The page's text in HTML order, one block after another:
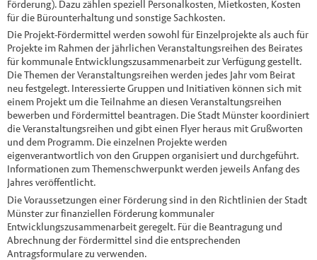
Förderung). Dazu zählen speziell Personalkosten, Mietkosten, Kosten
für die Bürounterhaltung und sonstige Sachkosten.
Die Projekt-Fördermittel werden sowohl für Einzelprojekte als auch für
Projekte im Rahmen der jährlichen Veranstaltungsreihen des Beirates
für kommunale Entwicklungszusammenarbeit zur Verfügung gestellt.
Die Themen der Veranstaltungsreihen werden jedes Jahr vom Beirat
neu festgelegt. Interessierte Gruppen und Initiativen können sich mit
einem Projekt um die Teilnahme an diesen Veranstaltungsreihen
bewerben und Fördermittel beantragen. Die Stadt Münster koordiniert
die Veranstaltungsreihen und gibt einen Flyer heraus mit Grußworten
und dem Programm. Die einzelnen Projekte werden
eigenverantwortlich von den Gruppen organisiert und durchgeführt.
Informationen zum Themenschwerpunkt werden jeweils Anfang des
Jahres veröffentlicht.
Die Voraussetzungen einer Förderung sind in den Richtlinien der Stadt
Münster zur finanziellen Förderung kommunaler
Entwicklungszusammenarbeit geregelt. Für die Beantragung und
Abrechnung der Fördermittel sind die entsprechenden
Antragsformulare zu verwenden.